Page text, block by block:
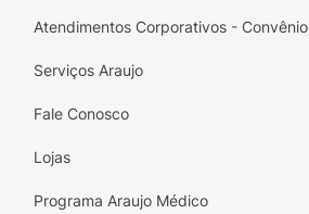
Atendimentos Corporativos - Convênio
Serviços Araujo
Fale Conosco
Lojas
Programa Araujo Médico